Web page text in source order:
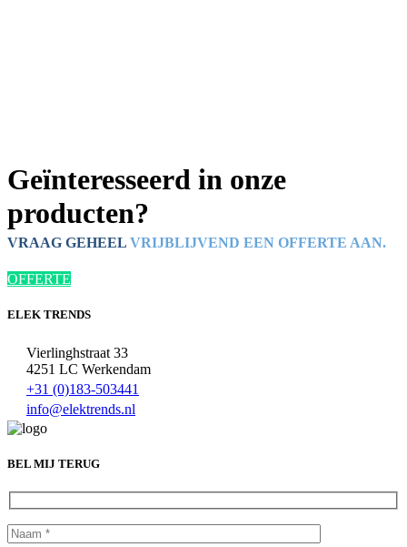
Geïnteresseerd in onze
producten?
VRAAG GEHEEL VRIJBLIJVEND EEN OFFERTE AAN.
OFFERTE
ELEK TRENDS
Vierlinghstraat 33
4251 LC Werkendam
+31 (0)183-503441
info@elektrends.nl
BEL MIJ TERUG